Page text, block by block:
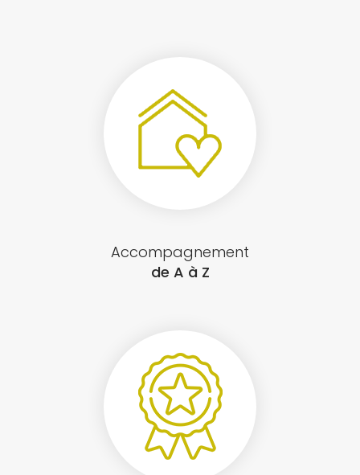
Accompagnement
de A à Z